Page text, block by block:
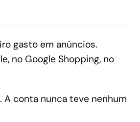
gasto em anúncios.
no Google Shopping, no
conta nunca teve nenhum